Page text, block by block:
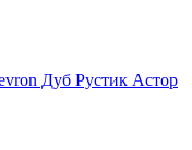
Дуб Рустик Астор